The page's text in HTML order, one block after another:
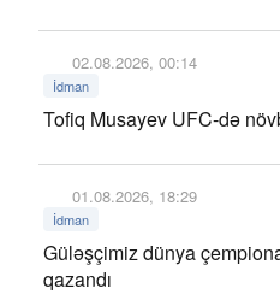
02.08.2026, 00:14
İdman
Tofiq Musayev UFC-də
01.08.2026, 18:29
İdman
Güləşçimiz dünya
qazandı